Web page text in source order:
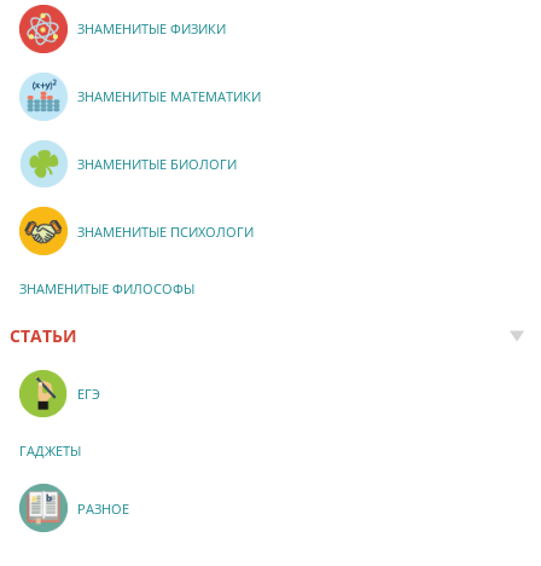
ЗНАМЕНИТЫЕ ФИЗИКИ
ЗНАМЕНИТЫЕ МАТЕМАТИКИ
ЗНАМЕНИТЫЕ БИОЛОГИ
ЗНАМЕНИТЫЕ ПСИХОЛОГИ
ЗНАМЕНИТЫЕ ФИЛОСОФЫ
СТАТЬИ
ЕГЭ
ГАДЖЕТЫ
РАЗНОЕ